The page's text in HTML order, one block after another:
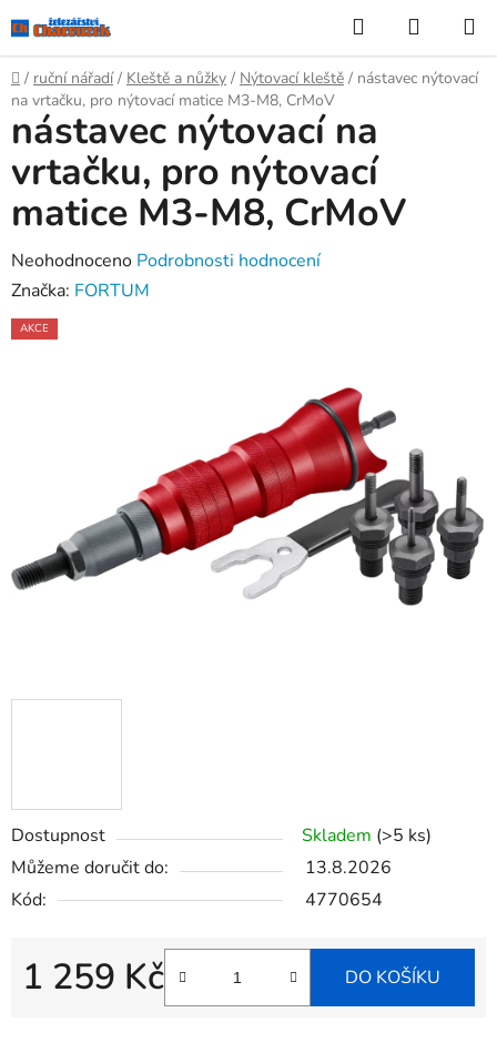
na
obsah
Hledat
KOŠÍK
Domů
/ ruční nářadí / Kleště a nůžky / Nýtovací kleště / nástavec nýtovací
na vrtačku, pro nýtovací matice M3-M8, CrMoV
Dostupnost Skladem (>5 ks)
Můžeme doručit do:
13.8.2026
Kód:
4770654
1 259 Kč DO KOŠÍKU
nástavec nýtovací na
vrtačku, pro nýtovací
matice M3-M8, CrMoV
Průměrné
hodnocení
produktu
Neohodnoceno Podrobnosti hodnocení
Značka: FORTUM
AKCE